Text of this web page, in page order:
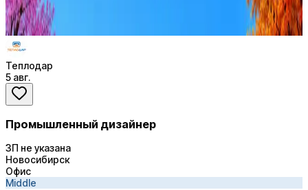
Теплодар
5 авг.
Промышленный дизайнер
ЗП не указана
Новосибирск
Офис
Middle